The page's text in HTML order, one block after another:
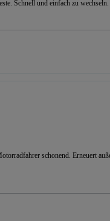
Schnell und einfach zu wechseln.
schonend. Erneuert